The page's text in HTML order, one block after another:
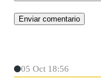
05 Oct 18:56